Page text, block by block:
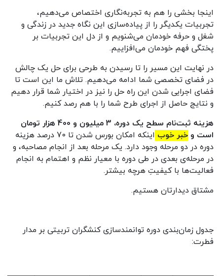
اینجا بخشی را هم به تجربه‌نگاری اختصاص می‌دهیم،
تجربیات یکدیگر را از پیاده‌سازی این نگاه جدید در زندگی و
شغل و حرفه خودمان می‌شنویم و از دل این تجربیات بر
پختگی فهم خودمان می‌افزاییم.
در نهایت این مسیر را تا رسیدن به طرحی برای حل یک چالش
در فضای تخصصی شما ادامه می‌دهیم. تلاش ما این است تا
فضای اجرایی شدن این راه حل را نیز در اختیار شما قرار دهیم
و نتایج حاصل از اجرای طرح شما را با هم رصد کنیم.
هزینه ثبت‌نام سطح یک دوره، 3 میلیون و 400 هزار تومان
است و خبر خوب
اینکه امکان بورس شدن تا 70 درصد هزینه
دوره در دو مرحله وجود دارد. یک مرحله بعد از انجام مصاحبه، و
در مرحله‌ی بعدی در طی دوره با معیار نظم و اهتمام به انجام
فعالیت‌ها با کیفیتِ هرچه بیشتر.
مشتاق دیدارتان هستیم.
جدول زمان‌بندی دوره توانمندسازی کنشگران تربیتی بر مدار
فطرت: